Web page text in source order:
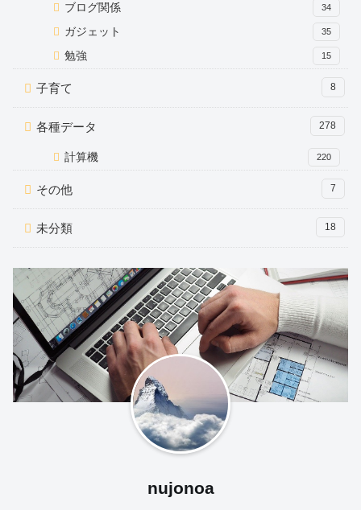
ブログ関係 34
ガジェット 35
勉強 15
子育て 8
各種データ 278
計算機 220
その他 7
未分類 18
nujonoa